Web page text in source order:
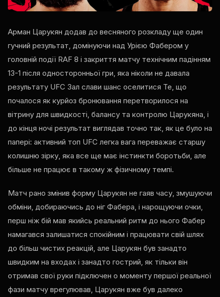
Арман Царукян додав до весняного розкладу ще один
гучний результат, домінуючи над Урією Фабером у
головній події RAF 8 і закриття матчу технічним падінням
13-1 після односторонньої гри, яка ніколи не давала
результату UFC Зал слави шанс оселитися Те, що
почалося як курйоз бронювання перетворилося на
вітрину для швидкості, балансу та контролю Царукяна, і
до кінця ночі результат виглядав точно так, як це було на
папері: активний топ UFC легка вага переважає старшу
колишню зірку, яка все ще має інстинкти боротьби, але
більше не працює в такому ж фізичному темпі.
Матч рано змінив форму Царукян не гаяв часу, змушуючи
обміни, добираючись до ніг Фабера, і нарощуючи очки,
перш ніж бій мав якийсь реальний ритм до нього Фабер
намагався залишатися спокійним і працювати свій шлях
до більш чистих реакцій, але Царукян був занадто
швидким на входах і занадто гострий, як тільки він
отримав свої руки підключен о моменту першої реальної
фази матчу врегулював, Царукян вже був далеко